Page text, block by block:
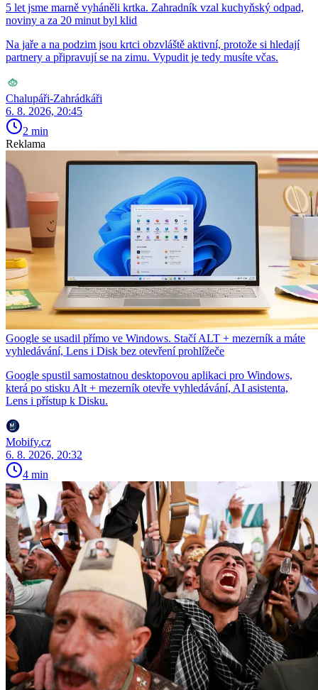
5 let jsme marně vyháněli krtka. Zahradník vzal kuchyňský odpad,
noviny a za 20 minut byl klid
Na jaře a na podzim jsou krtci obzvláště aktivní, protože si hledají
partnery a připravují se na zimu. Vypudit je tedy musíte včas.
Chalupáři-Zahrádkáři
6. 8. 2026, 20:45
2 min
Reklama
Google se usadil přímo ve Windows. Stačí ALT + mezerník a máte
vyhledávání, Lens i Disk bez otevření prohlížeče
Google spustil samostatnou desktopovou aplikaci pro Windows,
která po stisku Alt + mezerník otevře vyhledávání, AI asistenta,
Lens i přístup k Disku.
Mobify.cz
6. 8. 2026, 20:32
4 min